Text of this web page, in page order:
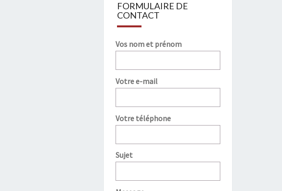
FORMULAIRE DE
CONTACT
Vos nom et prénom
Votre e-mail
Votre téléphone
Sujet